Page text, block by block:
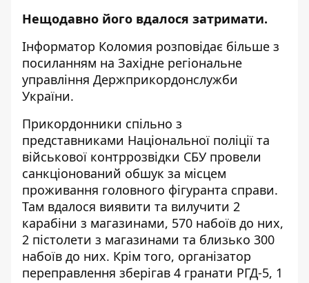
Нещодавно його вдалося затримати.
Інформатор Коломия розповідає більше з
посиланням на Західне регіональне
управління Держприкордонслужби
України.
Прикордонники спільно з
представниками Національної поліції та
військової контррозвідки СБУ провели
санкціонований обшук за місцем
проживання головного фігуранта справи.
Там вдалося виявити та вилучити 2
карабіни з магазинами, 570 набоїв до них,
2 пістолети з магазинами та близько 300
набоїв до них. Крім того, організатор
переправлення зберігав 4 гранати РГД-5, 1